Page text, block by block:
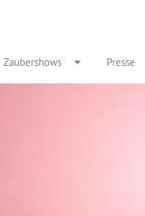
Zaubershows Presse